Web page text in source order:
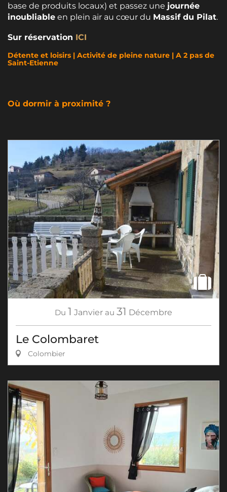
base de produits locaux) et passez une journée
inoubliable en plein air au cœur du Massif du Pilat.
Sur réservation ICI
Détente et loisirs | Activité de pleine nature | A 2 pas de
Saint-Etienne
Où dormir à proximité ?
Du 1 Janvier au 31 Décembre
Le Colombaret
Colombier